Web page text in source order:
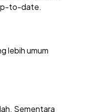
to-date.
lebih umum
Sementara